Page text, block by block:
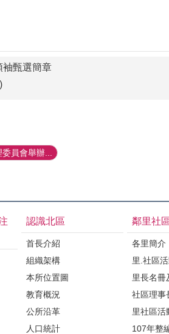
袖甄選簡章
員會舉辦...
認識北區
首長介紹
組織架構
本所位置圖
教育概況
公所沿革
人口統計
鄰里社
各里簡介
里.社區
里長名冊
社區理事
里社區活
107年整